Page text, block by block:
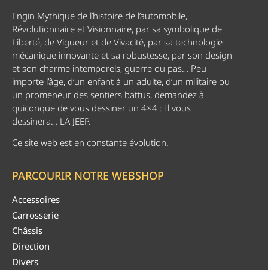
Engin Mythique de l’histoire de l’automobile,
Révolutionnaire et Visionnaire, par sa symbolique de
Liberté, de Vigueur et de Vivacité, par sa technologie
mécanique innovante et sa robustesse, par son design
et son charme intemporels, guerre ou pas… Peu
importe l’âge, d’un enfant à un adulte, d’un militaire ou
un promeneur des sentiers battus, demandez à
quiconque de vous dessiner un 4×4 : Il vous
dessinera… LA JEEP.
Ce site web est en constante évolution.
PARCOURIR NOTRE WEBSHOP
Accessoires
Carrosserie
Châssis
Direction
Divers